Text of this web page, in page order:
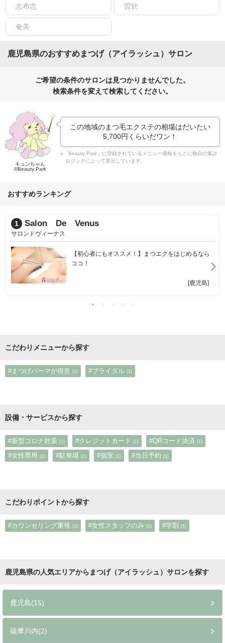
志布志 曽於
奄美
鹿児島県のおすすめまつげ（アイラッシュ）サロン
ご希望の条件のサロンは見つかりませんでした。
検索条件を変えて検索してください。
キュンちゃん
©Beauty Park
この地域のまつ毛エクステの相場はだいたい
5,700円 くらいだワン！
※「Beauty Park」に登録されているメニュー価格をもとに独自の集計
ロジックによって算出しています。
おすすめランキング
1 Salon De Venus
サロンドヴィーナス
【初心者にもオススメ！】まつエクをはじめるなら
ココ！
[鹿児島]
こだわりメニューから探す
#まつげパーマが得意 (1) #ブライダル (1)
設備・サービスから探す
#新型コロナ対策 (1) #クレジットカード (1) #QRコード決済 (1)
#女性専用 (1) #駐車場 (1) #個室 (1) #当日予約 (1)
こだわりポイントから探す
#カウンセリング重視 (1) #女性スタッフのみ (1) #学割 (1)
鹿児島県の人気エリアからまつげ（アイラッシュ）サロンを探す
鹿児島(15)
薩摩川内(2)